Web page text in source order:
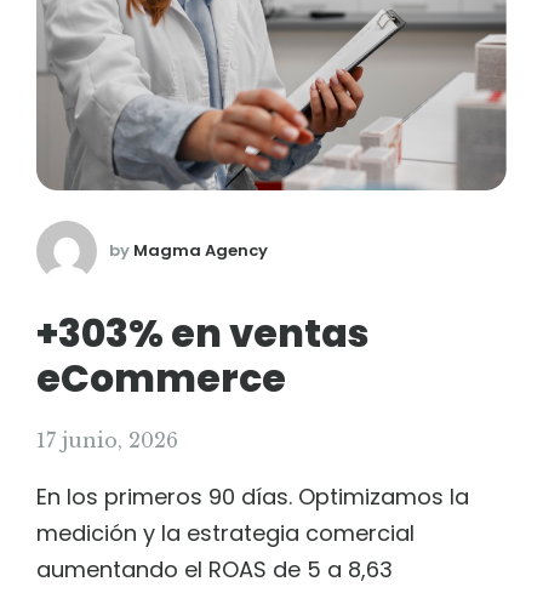
by Magma Agency
+303% en ventas
eCommerce
17 junio, 2026
En los primeros 90 días. Optimizamos la
medición y la estrategia comercial
aumentando el ROAS de 5 a 8,63